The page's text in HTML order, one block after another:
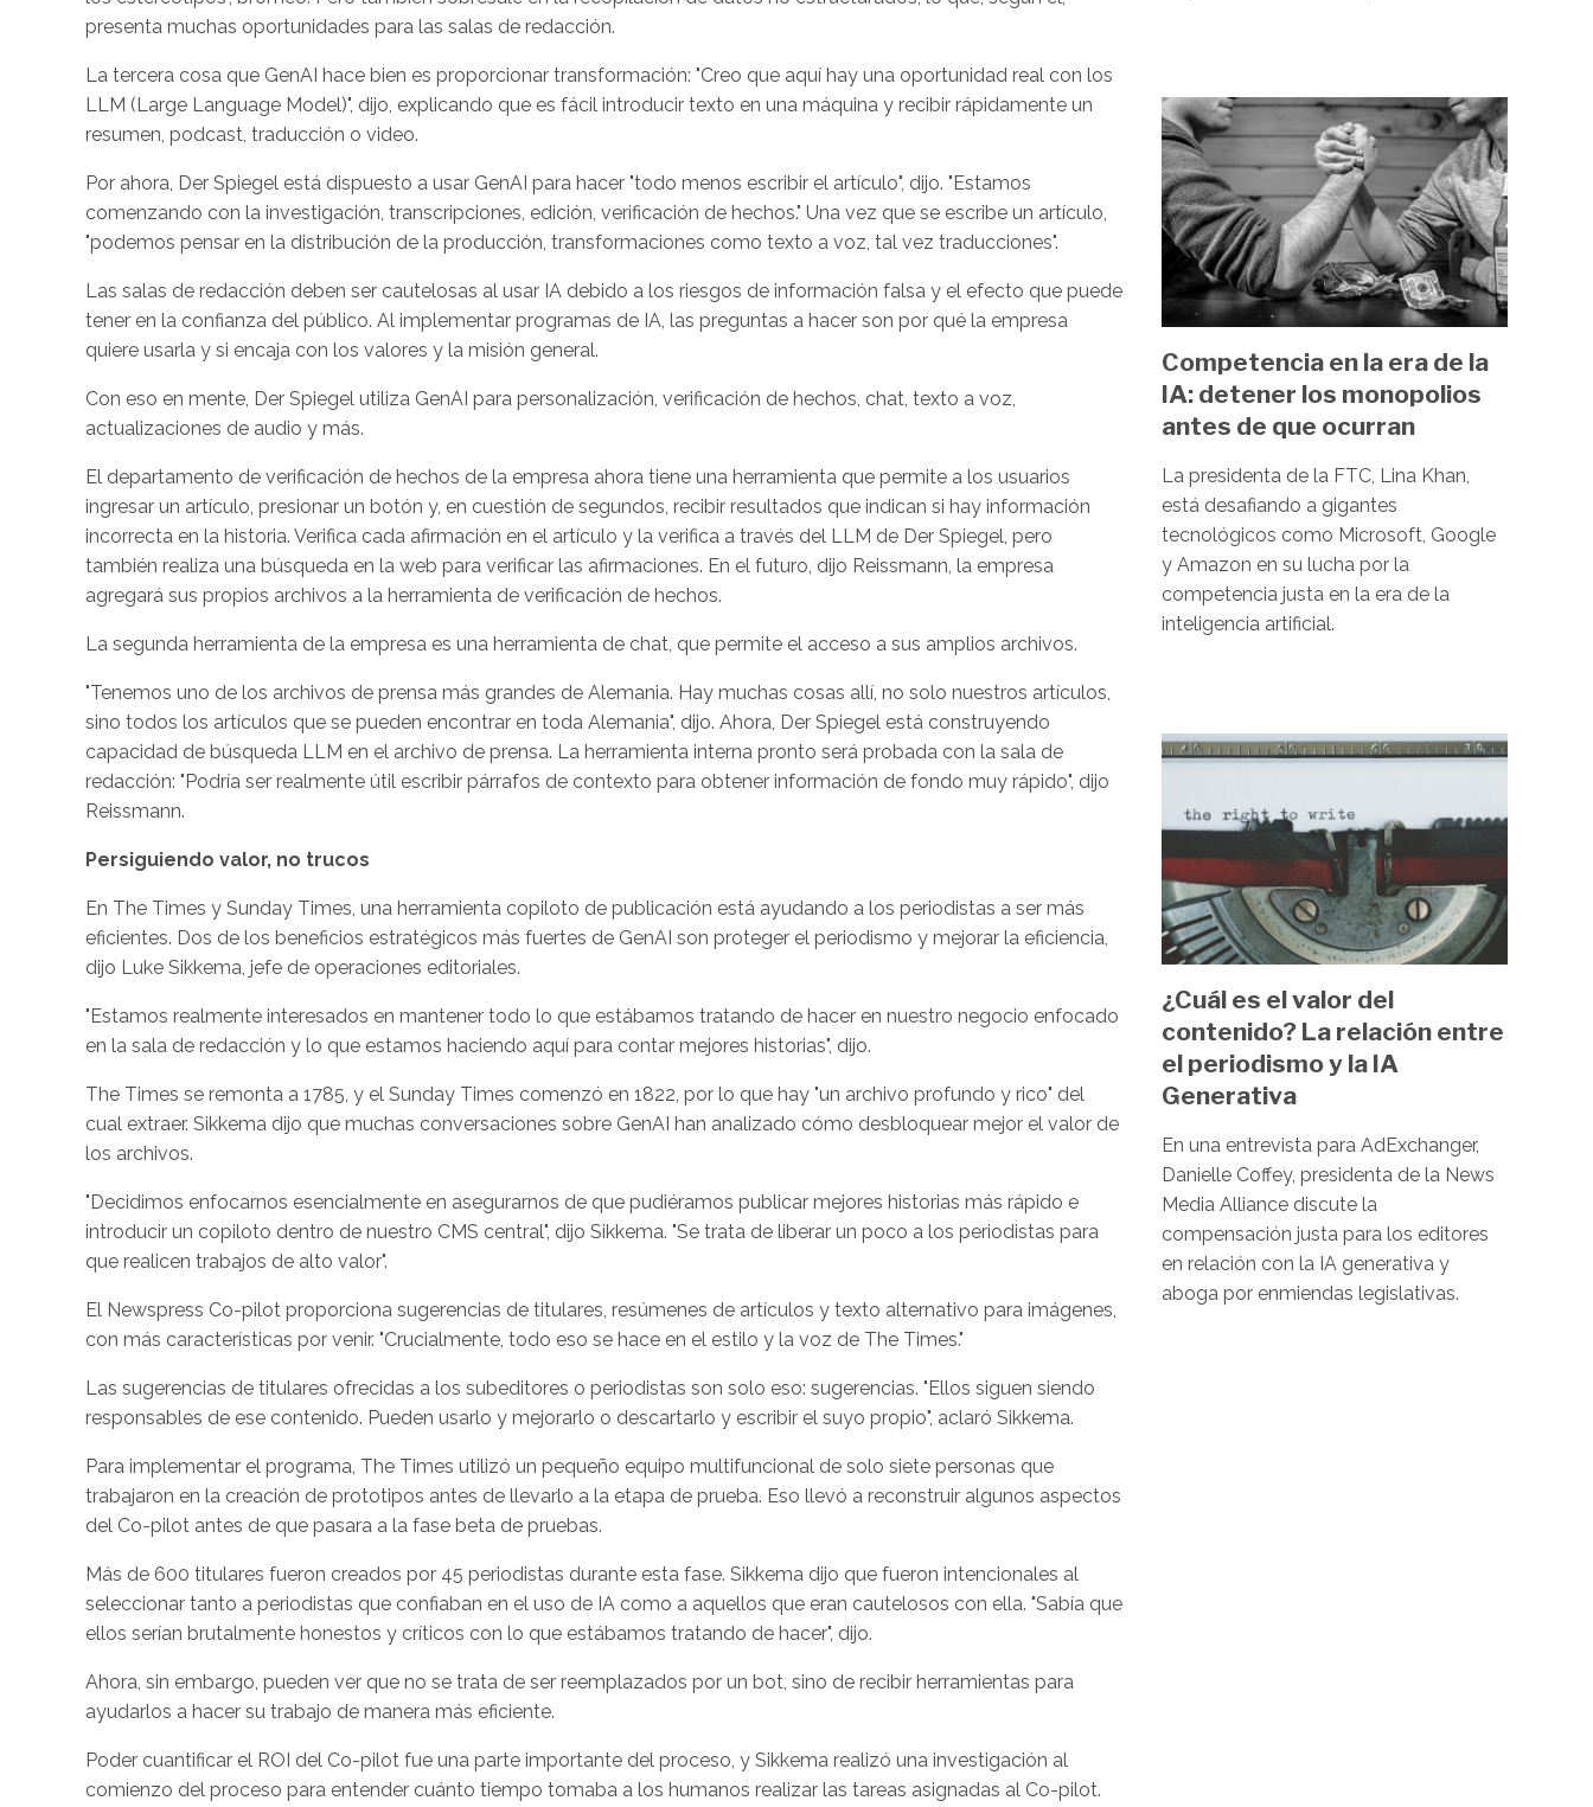
presenta muchas oportunidades para las salas de redacción.
La tercera cosa que GenAI hace bien es proporcionar transformación: "Creo que aquí hay una oportunidad real con los
LLM (Large Language Model)", dijo, explicando que es fácil introducir texto en una máquina y recibir rápidamente un
resumen, podcast, traducción o video.
Por ahora, Der Spiegel está dispuesto a usar GenAI para hacer "todo menos escribir el artículo", dijo. "Estamos
comenzando con la investigación, transcripciones, edición, verificación de hechos." Una vez que se escribe un artículo,
"podemos pensar en la distribución de la producción, transformaciones como texto a voz, tal vez traducciones".
Las salas de redacción deben ser cautelosas al usar IA debido a los riesgos de información falsa y el efecto que puede
tener en la confianza del público. Al implementar programas de IA, las preguntas a hacer son por qué la empresa
quiere usarla y si encaja con los valores y la misión general.
Con eso en mente, Der Spiegel utiliza GenAI para personalización, verificación de hechos, chat, texto a voz,
actualizaciones de audio y más.
El departamento de verificación de hechos de la empresa ahora tiene una herramienta que permite a los usuarios
ingresar un artículo, presionar un botón y, en cuestión de segundos, recibir resultados que indican si hay información
incorrecta en la historia. Verifica cada afirmación en el artículo y la verifica a través del LLM de Der Spiegel, pero
también realiza una búsqueda en la web para verificar las afirmaciones. En el futuro, dijo Reissmann, la empresa
agregará sus propios archivos a la herramienta de verificación de hechos.
La segunda herramienta de la empresa es una herramienta de chat, que permite el acceso a sus amplios archivos.
"Tenemos uno de los archivos de prensa más grandes de Alemania. Hay muchas cosas allí, no solo nuestros artículos,
sino todos los artículos que se pueden encontrar en toda Alemania", dijo. Ahora, Der Spiegel está construyendo
capacidad de búsqueda LLM en el archivo de prensa. La herramienta interna pronto será probada con la sala de
redacción: "Podría ser realmente útil escribir párrafos de contexto para obtener información de fondo muy rápido", dijo
Reissmann.
Persiguiendo valor, no trucos
En The Times y Sunday Times, una herramienta copiloto de publicación está ayudando a los periodistas a ser más
eficientes. Dos de los beneficios estratégicos más fuertes de GenAI son proteger el periodismo y mejorar la eficiencia,
dijo Luke Sikkema, jefe de operaciones editoriales.
"Estamos realmente interesados en mantener todo lo que estábamos tratando de hacer en nuestro negocio enfocado
en la sala de redacción y lo que estamos haciendo aquí para contar mejores historias", dijo.
The Times se remonta a 1785, y el Sunday Times comenzó en 1822, por lo que hay "un archivo profundo y rico" del
cual extraer. Sikkema dijo que muchas conversaciones sobre GenAI han analizado cómo desbloquear mejor el valor de
los archivos.
"Decidimos enfocarnos esencialmente en asegurarnos de que pudiéramos publicar mejores historias más rápido e
introducir un copiloto dentro de nuestro CMS central", dijo Sikkema. "Se trata de liberar un poco a los periodistas para
que realicen trabajos de alto valor".
El Newspress Co-pilot proporciona sugerencias de titulares, resúmenes de artículos y texto alternativo para imágenes,
con más características por venir. "Crucialmente, todo eso se hace en el estilo y la voz de The Times."
Las sugerencias de titulares ofrecidas a los subeditores o periodistas son solo eso: sugerencias. "Ellos siguen siendo
responsables de ese contenido. Pueden usarlo y mejorarlo o descartarlo y escribir el suyo propio", aclaró Sikkema.
Para implementar el programa, The Times utilizó un pequeño equipo multifuncional de solo siete personas que
trabajaron en la creación de prototipos antes de llevarlo a la etapa de prueba. Eso llevó a reconstruir algunos aspectos
del Co-pilot antes de que pasara a la fase beta de pruebas.
Más de 600 titulares fueron creados por 45 periodistas durante esta fase. Sikkema dijo que fueron intencionales al
seleccionar tanto a periodistas que confiaban en el uso de IA como a aquellos que eran cautelosos con ella. "Sabía que
ellos serían brutalmente honestos y críticos con lo que estábamos tratando de hacer", dijo.
Ahora, sin embargo, pueden ver que no se trata de ser reemplazados por un bot, sino de recibir herramientas para
ayudarlos a hacer su trabajo de manera más eficiente.
Poder cuantificar el ROI del Co-pilot fue una parte importante del proceso, y Sikkema realizó una investigación al
comienzo del proceso para entender cuánto tiempo tomaba a los humanos realizar las tareas asignadas al Co-pilot.
Image
Competencia en la era de la
IA: detener los monopolios
antes de que ocurran
La presidenta de la FTC, Lina Khan,
está desafiando a gigantes
tecnológicos como Microsoft, Google
y Amazon en su lucha por la
competencia justa en la era de la
inteligencia artificial.
Image
¿Cuál es el valor del
contenido? La relación entre
el periodismo y la IA
Generativa
En una entrevista para AdExchanger,
Danielle Coffey, presidenta de la News
Media Alliance discute la
compensación justa para los editores
en relación con la IA generativa y
aboga por enmiendas legislativas.